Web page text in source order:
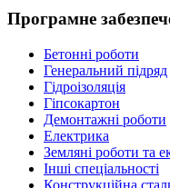
Програмне
Бетонні роботи
Генеральний підряд
Гідроізоляція
Гіпсокартон
Демонтажні роботи
Електрика
Земляні роботи та
Інші спеціальності
Конструкційна